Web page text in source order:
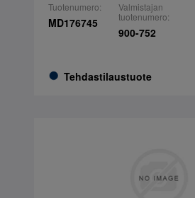
Tuotenumero:
MD176745
Tehdastilaustuote
Valmistajan
tuotenumero:
900-752